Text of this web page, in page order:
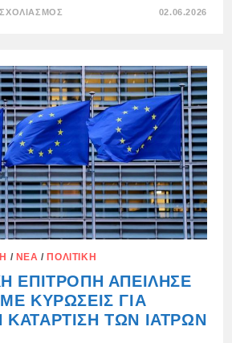
ΖΗΤΉΣΕΙ
ΕΓΓΥΉΣΕΙΣ
ΑΠΌ
ΤΟ
ΗΝΩΜΈΝΟ
ΒΑΣΊΛΕΙΟ
02.06.2026
/ ΝΈΑ / ΠΟΛΙΤΙΚΉ
ΕΠΙΤΡΟΠΉ ΑΠΕΊΛΗΣΕ
ΚΥΡΏΣΕΙΣ ΓΙΑ
ΤΩΝ ΙΑΤΡΏΝ